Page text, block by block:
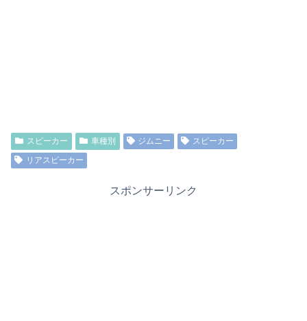
スピーカー 車種別 ジムニー
スピーカー
リアスピーカー
スポンサーリンク